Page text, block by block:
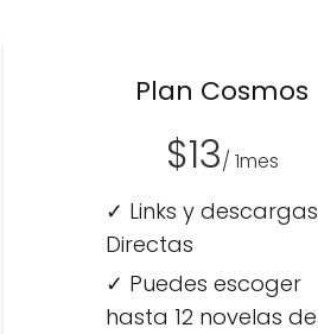
Plan Cosmos
$13/ 1mes
✓ Links y descargas
Directas
✓ Puedes escoger
hasta 12 novelas de